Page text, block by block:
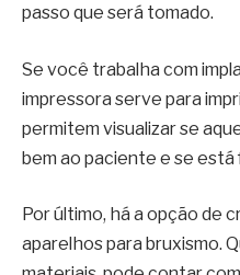
passo que será tomado.
Se você trabalha com
impressora serve para
permitem visualizar se
bem ao paciente e se
Por último, há a opção de
aparelhos para bruxismo.